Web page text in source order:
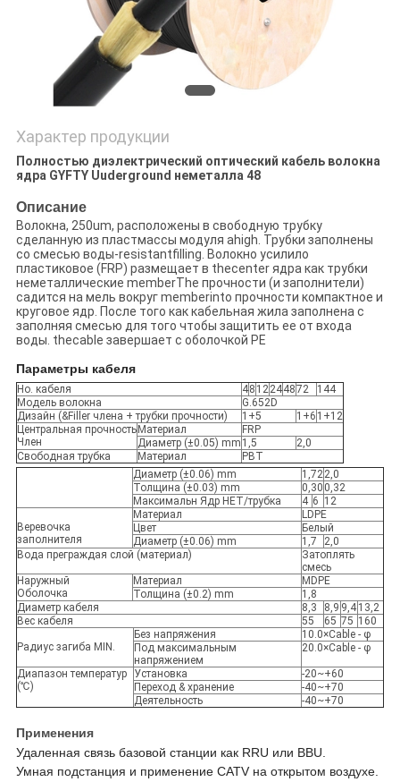
Характер продукции
Полностью диэлектрический оптический кабель волокна
ядра GYFTY Uuderground неметалла 48
Описание
Волокна, 250um, расположены в свободную трубку
сделанную из пластмассы модуля ahigh. Трубки заполнены
со смесью воды-resistantfilling. Волокно усилило
пластиковое (FRP) размещает в thecenter ядра как трубки
неметаллические memberThe прочности (и заполнители)
садится на мель вокруг memberinto прочности компактное и
круговое ядр. После того как кабельная жила заполнена с
заполняя смесью для того чтобы защитить ее от входа
воды. thecable завершает с оболочкой PE
Параметры кабеля
Но. кабеля 48 12244872
144
Модель волокна
G.652D
Дизайн (&Filler члена + трубки прочности)
1+5 1+6 1+12
Центральная прочность
Член
Материал
FRP
Диаметр (±0.05) mm 1,5
2,0
Свободная трубка
Материал
PBT
Диаметр (±0.06) mm
1,722,0
Толщина (±0.03) mm
0,30 0,32
Максимальн Ядр НЕТ/трубка
4 6 12
Веревочка
заполнителя
Материал
LDPE
Цвет
Белый
Диаметр (±0.06) mm
1,7
2,0
Вода преграждая слой (материал)
Затоплять
смесь
Наружный
Оболочка
Материал
MDPE
Толщина (±0.2) mm
1,8
Диаметр кабеля
8,3 8,9 9,4 13,2
Вес кабеля
55 65 75 160
Радиус загиба MIN.
Без напряжения
10.0×Cable - φ
Под максимальным
напряжением
20.0×Cable - φ
Диапазон температур
(℃)
Установка
-20~+60
Переход & хранение
-40~+70
Деятельность
-40~+70
Применения
Удаленная связь базовой станции как RRU или BBU.
Умная подстанция и применение CATV на открытом воздухе.